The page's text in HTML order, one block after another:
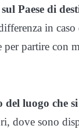
Paese di
in
partire con
del luogo che
dove sono